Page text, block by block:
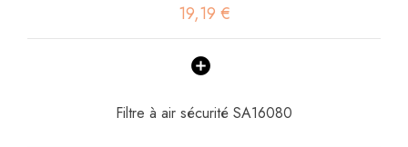
19,19 €
Filtre à air sécurité SA16080